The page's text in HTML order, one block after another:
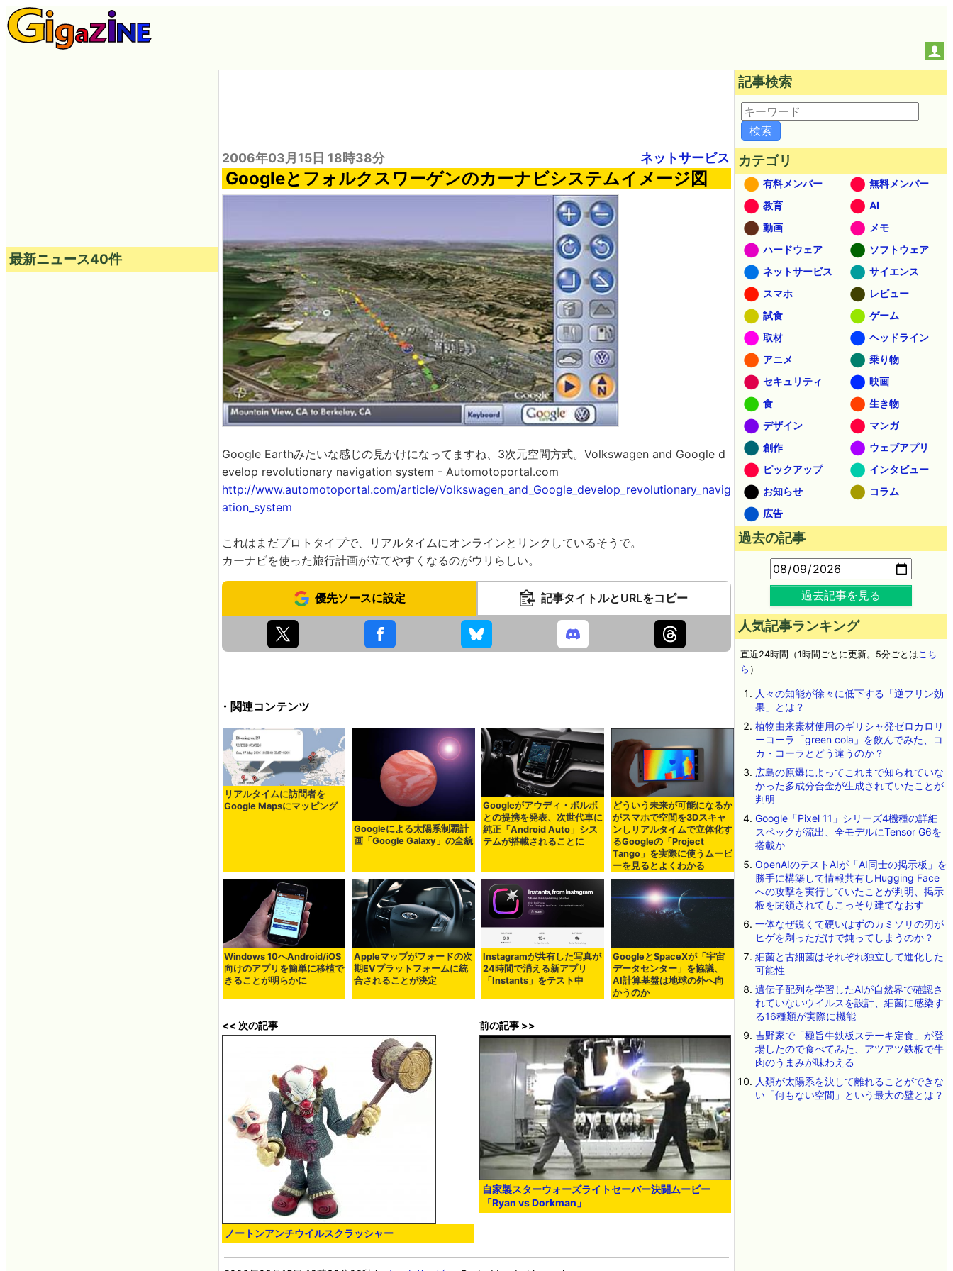
2006年03月15日 18時38分 ネットサービス
Googleとフォルクスワーゲンのカーナビシステムイメージ図
Google Earthみたいな感じの見かけになってますね、3次元空間方式。Volkswagen and Google d
evelop revolutionary navigation system - Automotoportal.com
http://www.automotoportal.com/article/Volkswagen_and_Google_develop_revolutionary_navig
ation_system
これはまだプロトタイプで、リアルタイムにオンラインとリンクしているそうで。
カーナビを使った旅行計画が立てやすくなるのがウリらしい。
優先ソースに設定 記事タイトルとURLをコピー
・関連コンテンツ
リアルタイムに訪問者を
Google Mapsにマッピング
Googleによる太陽系制覇計
画「Google Galaxy」の全貌
Googleがアウディ・ボルボ
との提携を発表、次世代車に
純正「Android Auto」シス
テムが搭載されることに
どういう未来が可能になるか
がスマホで空間を3Dスキャ
ンしリアルタイムで立体化す
るGoogleの「Project
Tango」を実際に使うムービ
ーを見るとよくわかる
Windows 10へAndroid/iOS
向けのアプリを簡単に移植で
きることが明らかに
Appleマップがフォードの次
期EVプラットフォームに統
合されることが決定
Instagramが共有した写真が
24時間で消える新アプリ
「Instants」をテスト中
GoogleとSpaceXが「宇宙
データセンター」を協議、
AI計算基盤は地球の外へ向
かうのか
<< 次の記事
ノートンアンチウイルスクラッシャー
前の記事 >>
自家製スターウォーズライトセーバー決闘ムービー
「Ryan vs Dorkman」
最新ニュース40件
記事検索
カテゴリ
有料メンバー
無料メンバー
教育
AI
動画
メモ
ハードウェア
ソフトウェア
ネットサービス
サイエンス
スマホ
レビュー
試食
ゲーム
取材
ヘッドライン
アニメ
乗り物
セキュリティ
映画
食
生き物
デザイン
マンガ
創作
ウェブアプリ
ピックアップ
インタビュー
お知らせ
コラム
広告
過去の記事
過去記事を見る
人気記事ランキング
直近24時間（1時間ごとに更新。5分ごとはこち
ら ）
人々の知能が徐々に低下する「逆フリン効
果」とは？
植物由来素材使用のギリシャ発ゼロカロリ
ーコーラ「green cola」を飲んでみた、コ
カ・コーラとどう違うのか？
広島の原爆によってこれまで知られていな
かった多成分合金が生成されていたことが
判明
Google「Pixel 11」シリーズ4機種の詳細
スペックが流出、全モデルにTensor G6を
搭載か
OpenAIのテストAIが「AI同士の掲示板」を
勝手に構築して情報共有しHugging Face
への攻撃を実行していたことが判明、掲示
板を閉鎖されてもこっそり建てなおす
一体なぜ鋭くて硬いはずのカミソリの刃が
ヒゲを剃っただけで鈍ってしまうのか？
細菌と古細菌はそれぞれ独立して進化した
可能性
遺伝子配列を学習したAIが自然界で確認さ
れていないウイルスを設計、細菌に感染す
る16種類が実際に機能
吉野家で「極旨牛鉄板ステーキ定食」が登
場したので食べてみた、アツアツ鉄板で牛
肉のうまみが味わえる
人類が太陽系を決して離れることができな
い「何もない空間」という最大の壁とは？